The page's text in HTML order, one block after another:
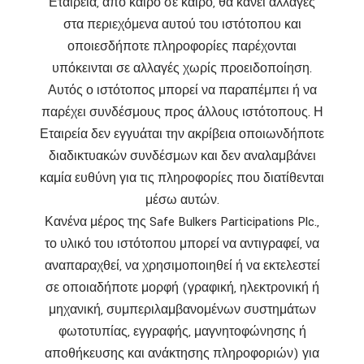
στα περιεχόμενα αυτού του ιστότοπου και
οποιεσδήποτε πληροφορίες παρέχονται
υπόκεινται σε αλλαγές χωρίς προειδοποίηση.
Αυτός ο ιστότοπος μπορεί να παραπέμπει ή να
παρέχει συνδέσμους προς άλλους ιστότοπους. Η
Εταιρεία δεν εγγυάται την ακρίβεια οποιωνδήποτε
διαδικτυακών συνδέσμων και δεν αναλαμβάνει
καμία ευθύνη για τις πληροφορίες που διατίθενται
μέσω αυτών.
Κανένα μέρος της Safe Bulkers Participations Plc.,
το υλικό του ιστότοπου μπορεί να αντιγραφεί, να
αναπαραχθεί, να χρησιμοποιηθεί ή να εκτελεστεί
σε οποιαδήποτε μορφή (γραφική, ηλεκτρονική ή
μηχανική, συμπεριλαμβανομένων συστημάτων
φωτοτυπίας, εγγραφής, μαγνητοφώνησης ή
αποθήκευσης και ανάκτησης πληροφοριών) για